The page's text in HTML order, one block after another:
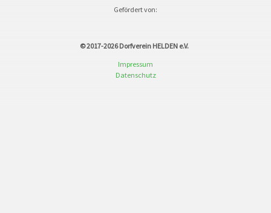
Gefördert von:
© 2017-2026Dorfverein HELDEN e.V.
Impressum
Datenschutz